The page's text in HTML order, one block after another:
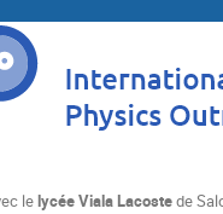
lelycée Viala Lacostede